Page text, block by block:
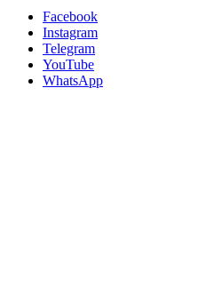
Facebook
Instagram
Telegram
YouTube
WhatsApp